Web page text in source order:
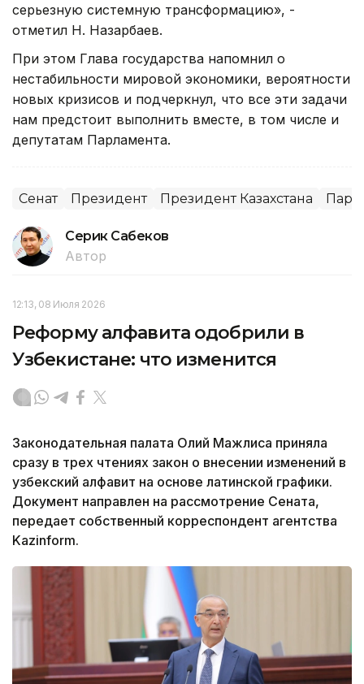
серьезную системную трансформацию», -
отметил Н. Назарбаев.
При этом Глава государства напомнил о
нестабильности мировой экономики, вероятности
новых кризисов и подчеркнул, что все эти задачи
нам предстоит выполнить вместе, в том числе и
депутатам Парламента.
Сенат Президент Президент Казахстана
Серик Сабеков
Автор
12:13, 08 Июля 2026
Реформу алфавита одобрили в
Узбекистане: что изменится
Законодательная палата Олий Мажлиса приняла
сразу в трех чтениях закон о внесении изменений в
узбекский алфавит на основе латинской графики.
Документ направлен на рассмотрение Сената,
передает собственный корреспондент агентства
Kazinform.